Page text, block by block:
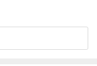
를 통해 교재 소개
한 동영상 강의, 기출어